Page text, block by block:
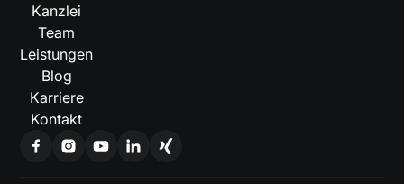
Kanzlei
Team
Leistungen
Blog
Karriere
Kontakt